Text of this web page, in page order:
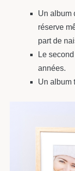
Un album
réserve
part de
Le
années.
Un album